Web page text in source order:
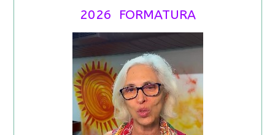
2026 FORMATURA